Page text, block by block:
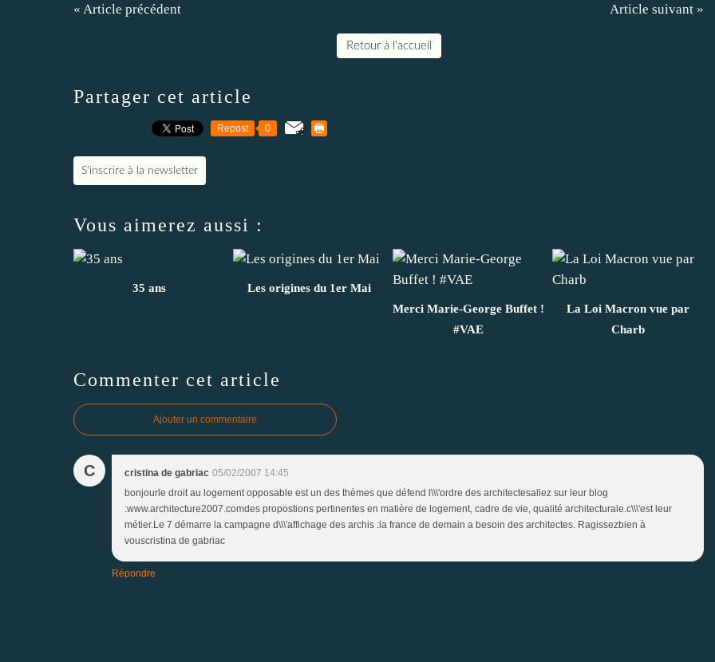
« Article précédent Article suivant »
Retour à l'accueil
Partager cet article
Repost 0
S'inscrire à la newsletter
Vous aimerez aussi :
35 ans
Les origines du 1er Mai
Merci Marie-George Buffet !
#VAE
La Loi Macron vue par
Charb
Commenter cet article
Ajouter un commentaire
C cristina de gabriac 05/02/2007 14:45
bonjourle droit au logement opposable est un des thèmes que défend l\\\'ordre des architectesallez sur leur blog
:www.architecture2007.comdes propostions pertinentes en matière de logement, cadre de vie, qualité architecturale.c\\\'est leur
métier.Le 7 démarre la campagne d\\\'affichage des archis :la france de demain a besoin des architectes. Ragissezbien à
vouscristina de gabriac
Répondre